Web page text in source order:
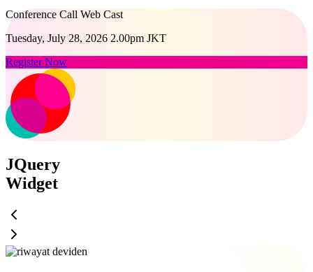
Conference Call Web Cast
Tuesday, July 28, 2026 2.00pm JKT
Register Now
JQuery
Widget